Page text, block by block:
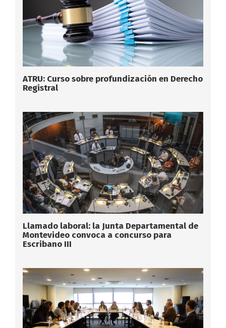
ATRU: Curso sobre profundización en Derecho
Registral
Llamado laboral: la Junta Departamental de
Montevideo convoca a concurso para
Escribano III